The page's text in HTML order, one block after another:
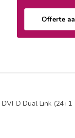
Offerte
D Dual Link